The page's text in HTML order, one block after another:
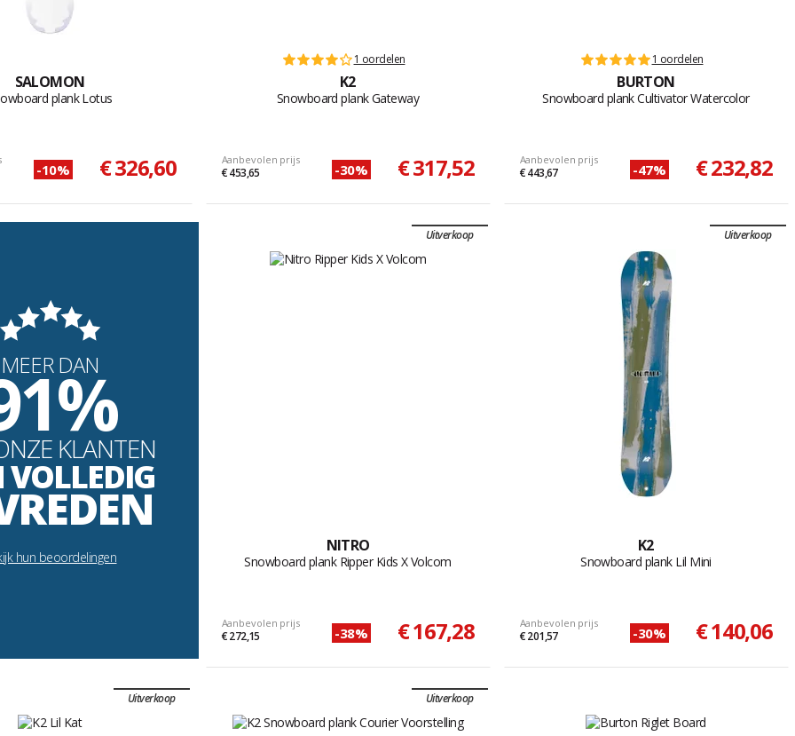
SALOMON
plank Lotus
-10% € 326,60
1 oordelen
K2
Snowboard plank Gateway
Aanbevolen prijs
€ 453,65 -30% € 317,52
1 oordelen
BURTON
Snowboard plank Cultivator Watercolor
Aanbevolen prijs
€ 443,67 -47% € 232,82
MEER DAN
KLANTEN
VOLLEDIG
hun beoordelingen
Uitverkoop
NITRO
Snowboard plank Ripper Kids X Volcom
Aanbevolen prijs
€ 272,15 -38% € 167,28
Uitverkoop
K2
Snowboard plank Lil Mini
Aanbevolen prijs
€ 201,57 -30% € 140,06
Uitverkoop Uitverkoop